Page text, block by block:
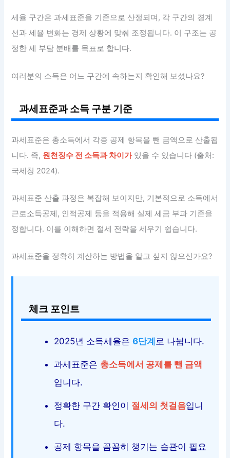
세율 구간은 과세표준을 기준으로 산정되며, 각 구간의 경계
선과 세율 변화는 경제 상황에 맞춰 조정됩니다. 이 구조는 공
정한 세 부담 분배를 목표로 합니다.
여러분의 소득은 어느 구간에 속하는지 확인해 보셨나요?
과세표준과 소득 구분 기준
과세표준은 총소득에서 각종 공제 항목을 뺀 금액으로 산출됩
니다. 즉, 원천징수 전 소득과 차이가있을 수 있습니다 (출처:
국세청 2024).
과세표준 산출 과정은 복잡해 보이지만, 기본적으로 소득에서
근로소득공제, 인적공제 등을 적용해 실제 세금 부과 기준을
정합니다. 이를 이해하면 절세 전략을 세우기 쉽습니다.
과세표준을 정확히 계산하는 방법을 알고 싶지 않으신가요?
체크 포인트
2025년 소득세율은6단계 로 나뉩니다.
과세표준은 총소득에서 공제를 뺀 금액
입니다.
정확한 구간 확인이 절세의 첫걸음입니
다.
공제 항목을 꼼꼼히 챙기는 습관이 필요